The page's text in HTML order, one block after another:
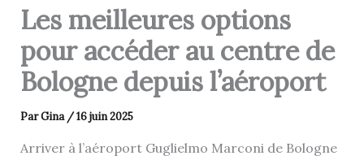
Les meilleures options
pour accéder au centre de
Bologne depuis l’aéroport
ParGina /16 juin 2025
Arriver à l’aéroport Guglielmo Marconi de Bologne